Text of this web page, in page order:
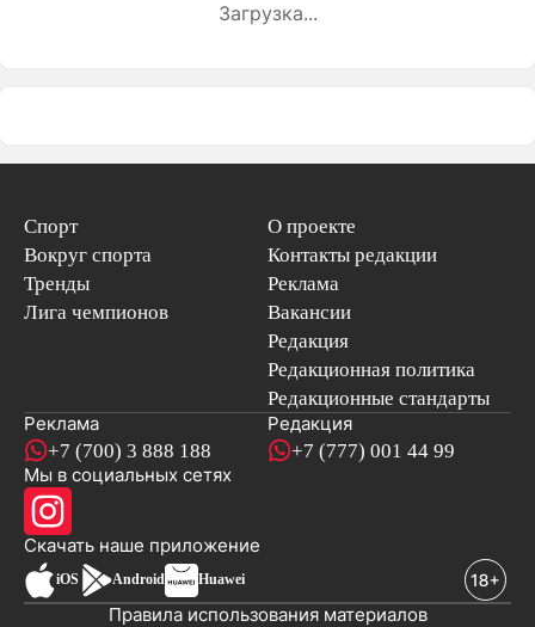
Загрузка...
Спорт
Вокруг спорта
Тренды
Лига чемпионов
О проекте
Контакты редакции
Реклама
Вакансии
Редакция
Редакционная политика
Редакционные стандарты
Реклама
+7 (700) 3 888 188
Редакция
+7 (777) 001 44 99
Мы в социальных сетях
Скачать наше приложениеновостей
iOS Android Huawei
Правила использования материалов